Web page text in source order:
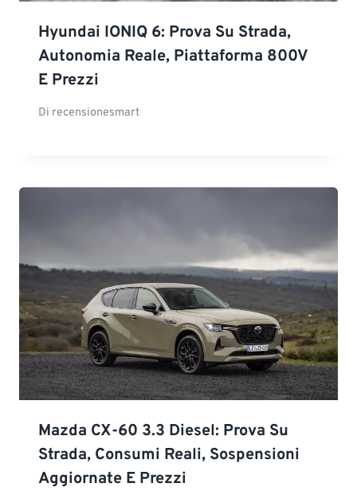
Hyundai IONIQ 6: Prova Su Strada,
Autonomia Reale, Piattaforma 800V
E Prezzi
Di recensionesmart
Mazda CX-60 3.3 Diesel: Prova Su
Strada, Consumi Reali, Sospensioni
Aggiornate E Prezzi